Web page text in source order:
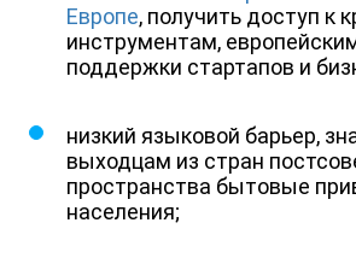
Европе, получить доступ к
инструментам,
поддержки стартапов и
низкий языковой барьер,
выходцам из стран
пространства бытовые
населения;